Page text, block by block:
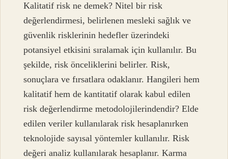
Kalitatif risk ne demek? Nitel bir risk
değerlendirmesi, belirlenen mesleki sağlık ve
güvenlik risklerinin hedefler üzerindeki
potansiyel etkisini sıralamak için kullanılır. Bu
şekilde, risk önceliklerini belirler. Risk,
sonuçlara ve fırsatlara odaklanır. Hangileri hem
kalitatif hem de kantitatif olarak kabul edilen
risk değerlendirme metodolojilerindendir? Elde
edilen veriler kullanılarak risk hesaplanırken
teknolojide sayısal yöntemler kullanılır. Risk
değeri analiz kullanılarak hesaplanır. Karma